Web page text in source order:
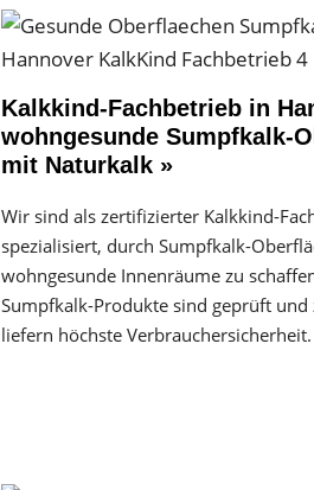
Kalkkind-Fachbetrieb in
wohngesunde Sumpfkalk-
mit Naturkalk »
Wir sind als zertifizierter Kalkkind-
spezialisiert, durch Sumpfkalk-
wohngesunde Innenräume zu
Sumpfkalk-Produkte sind geprüft und
liefern höchste Verbrauchersicherheit.